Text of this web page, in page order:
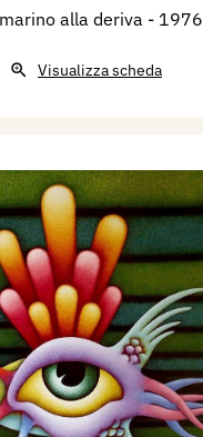
marino alla deriva - 1976
Visualizza scheda